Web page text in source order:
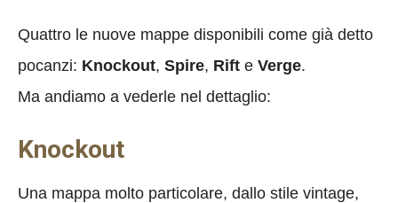
Quattro le nuove mappe disponibili come già detto
pocanzi: Knockout, Spire, Rift e Verge.
Ma andiamo a vederle nel dettaglio:
Knockout
Una mappa molto particolare, dallo stile vintage,